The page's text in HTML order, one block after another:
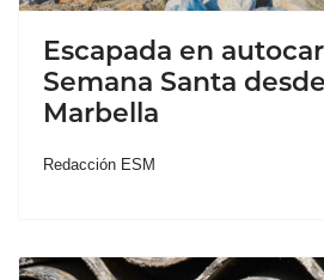
Escapada en
Semana Santa
Marbella
Redacción ESM